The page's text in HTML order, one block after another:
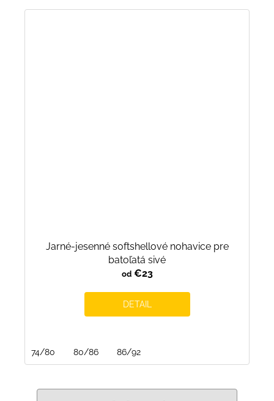
Jarné-jesenné softshellové nohavice pre
batoľatá sivé
od€23
DETAIL
74/80 80/86 86/92